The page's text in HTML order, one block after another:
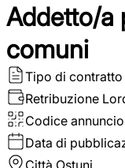
Addetto/a
comuni
Tipo di contratto
Retribuzione
Codice annuncio
Data di
Città Ostuni